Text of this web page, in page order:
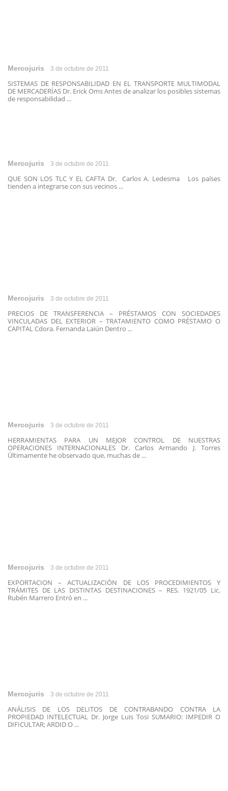
Mercojuris 3 de octubre de 2011
SISTEMAS DE RESPONSABILIDAD EN EL TRANSPORTE MULTIMODAL
DE MERCADERÍAS Dr. Erick Oms Antes de analizar los posibles sistemas
de responsabilidad ...
Mercojuris 3 de octubre de 2011
QUE SON LOS TLC Y EL CAFTA Dr. Carlos A. Ledesma Los países
tienden a integrarse con sus vecinos ...
Mercojuris 3 de octubre de 2011
PRECIOS DE TRANSFERENCIA – PRÉSTAMOS CON SOCIEDADES
VINCULADAS DEL EXTERIOR – TRATAMIENTO COMO PRÉSTAMO O
CAPITAL Cdora. Fernanda Laiún Dentro ...
Mercojuris 3 de octubre de 2011
HERRAMIENTAS PARA UN MEJOR CONTROL DE NUESTRAS
OPERACIONES INTERNACIONALES Dr. Carlos Armando J. Torres
Últimamente he observado que, muchas de ...
Mercojuris 3 de octubre de 2011
EXPORTACION – ACTUALIZACIÓN DE LOS PROCEDIMIENTOS Y
TRÁMITES DE LAS DISTINTAS DESTINACIONES – RES. 1921/05 Lic.
Rubén Marrero Entró en ...
Mercojuris 3 de octubre de 2011
ANÁLISIS DE LOS DELITOS DE CONTRABANDO CONTRA LA
PROPIEDAD INTELECTUAL Dr. Jorge Luis Tosi SUMARIO: IMPEDIR O
DIFICULTAR; ARDID O ...